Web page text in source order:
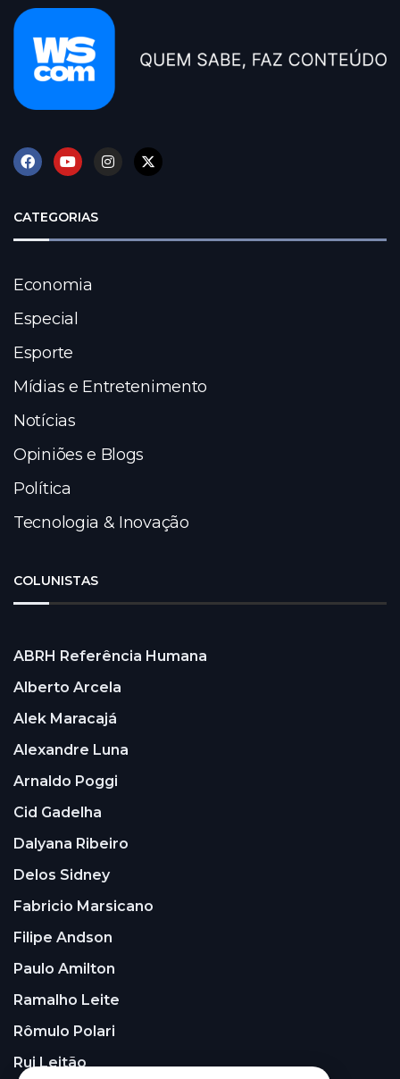
CATEGORIAS
Economia
Especial
Esporte
Mídias e Entretenimento
Notícias
Opiniões e Blogs
Política
Tecnologia & Inovação
COLUNISTAS
ABRH Referência Humana
Alberto Arcela
Alek Maracajá
Alexandre Luna
Arnaldo Poggi
Cid Gadelha
Dalyana Ribeiro
Delos Sidney
Fabricio Marsicano
Filipe Andson
Paulo Amilton
Ramalho Leite
Rômulo Polari
Rui Leitão